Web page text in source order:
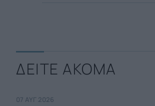
ΔΕΙΤΕ ΑΚΟΜΑ
07 ΑΥΓ 2026